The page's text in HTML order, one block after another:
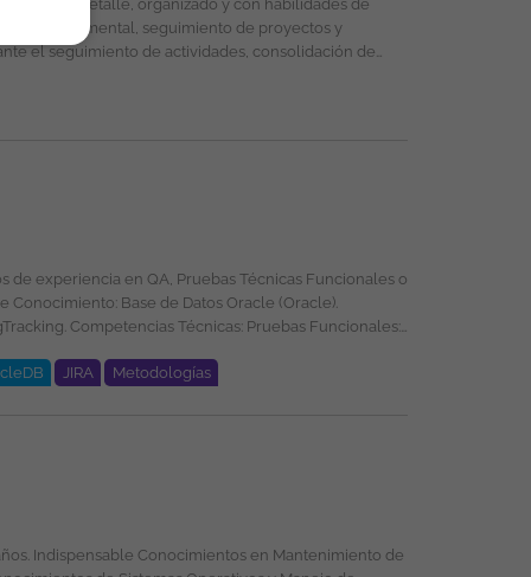
orientación sexual, identidad o expresión de género,
conocerte. #OportunidadLaboral
#GestiónDocumental #TI #Empleo #VentaEquipos Esta oferta de trabajo es publicada bajo la propiedad exclusiva de ticjob.co
JIRA
Metodologías